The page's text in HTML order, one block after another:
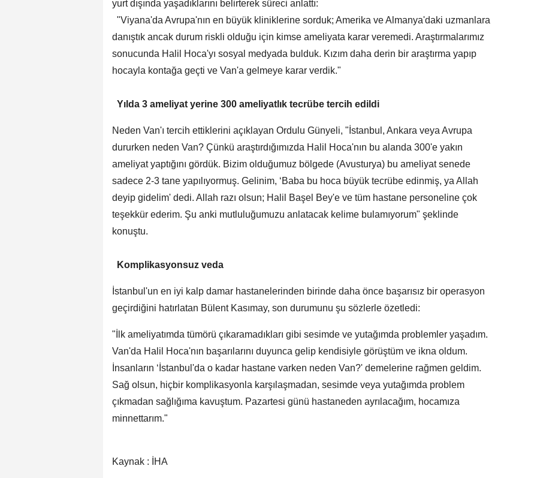
yurt dışında yaşadıklarını belirterek süreci anlattı:
"Viyana'da Avrupa'nın en büyük kliniklerine sorduk; Amerika ve Almanya'daki uzmanlara
danıştık ancak durum riskli olduğu için kimse ameliyata karar veremedi. Araştırmalarımız
sonucunda Halil Hoca'yı sosyal medyada bulduk. Kızım daha derin bir araştırma yapıp
hocayla kontağa geçti ve Van'a gelmeye karar verdik."
Yılda 3 ameliyat yerine 300 ameliyatlık tecrübe tercih edildi
Neden Van'ı tercih ettiklerini açıklayan Ordulu Günyeli, "İstanbul, Ankara veya Avrupa
dururken neden Van? Çünkü araştırdığımızda Halil Hoca'nın bu alanda 300'e yakın
ameliyat yaptığını gördük. Bizim olduğumuz bölgede (Avusturya) bu ameliyat senede
sadece 2-3 tane yapılıyormuş. Gelinim, ‘Baba bu hoca büyük tecrübe edinmiş, ya Allah
deyip gidelim' dedi. Allah razı olsun; Halil Başel Bey'e ve tüm hastane personeline çok
teşekkür ederim. Şu anki mutluluğumuzu anlatacak kelime bulamıyorum" şeklinde
konuştu.
Komplikasyonsuz veda
İstanbul'un en iyi kalp damar hastanelerinden birinde daha önce başarısız bir operasyon
geçirdiğini hatırlatan Bülent Kasımay, son durumunu şu sözlerle özetledi:
"İlk ameliyatımda tümörü çıkaramadıkları gibi sesimde ve yutağımda problemler yaşadım.
Van'da Halil Hoca'nın başarılarını duyunca gelip kendisiyle görüştüm ve ikna oldum.
İnsanların ‘İstanbul'da o kadar hastane varken neden Van?' demelerine rağmen geldim.
Sağ olsun, hiçbir komplikasyonla karşılaşmadan, sesimde veya yutağımda problem
çıkmadan sağlığıma kavuştum. Pazartesi günü hastaneden ayrılacağım, hocamıza
minnettarım."
Kaynak : İHA